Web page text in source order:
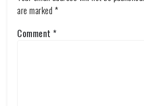
are marked *
Comment *